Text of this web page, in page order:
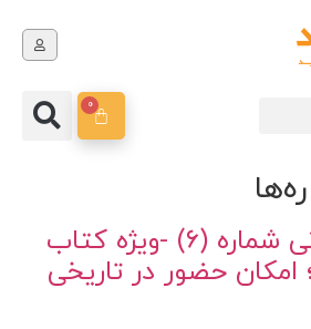
0
مسابقه کتابخوانی شماره (۶) -ویژه کتاب
امکان حضور در تاریخی